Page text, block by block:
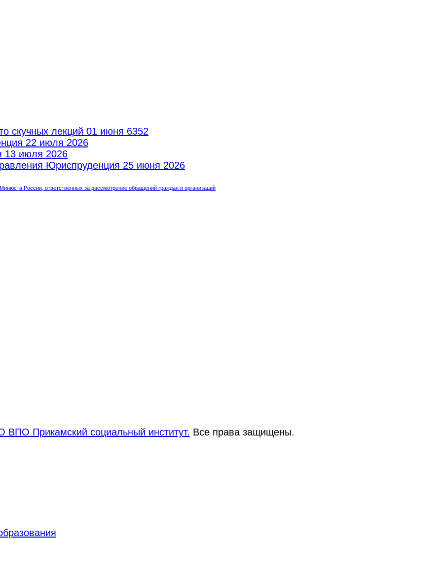
скучных лекций 01 июня 6352
22 июля 2026
13 июля 2026
Юриспруденция 25 июня 2026
России, ответственных за рассмотрение обращений граждан и организаций
ВПО Прикамский социальный институт. Все права защищены.